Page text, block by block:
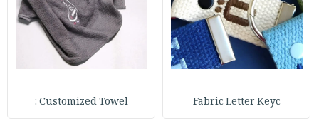
Fabric Letter Keyc
Customized Towel :